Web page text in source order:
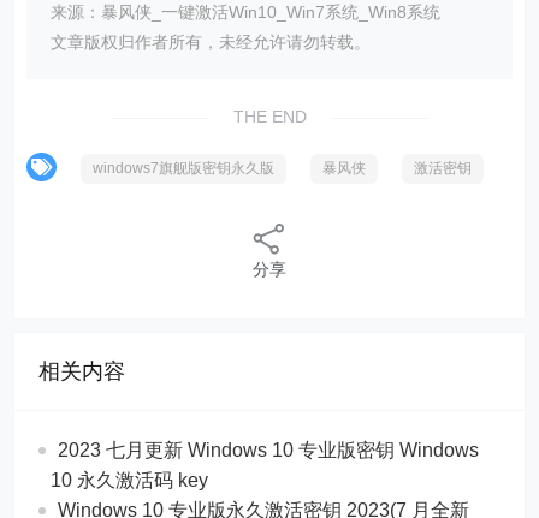
来源：暴风侠_一键激活Win10_Win7系统_Win8系统
文章版权归作者所有，未经允许请勿转载。
THE END
windows7旗舰版密钥永久版 暴风侠 激活密钥
分享
相关内容
2023 七月更新 Windows 10 专业版密钥 Windows
10 永久激活码 key
Windows 10 专业版永久激活密钥 2023(7 月全新